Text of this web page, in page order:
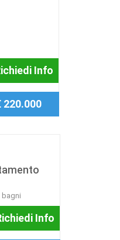
Info
220.000
bagni
Info